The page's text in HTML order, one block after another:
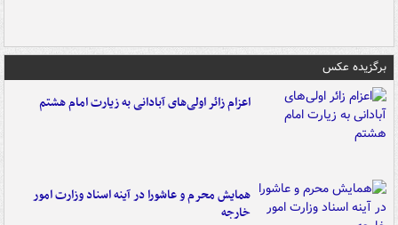
برگزیده عکس
اعزام زائر اولی‌های آبادانی به زیارت امام هشتم
همایش محرم و عاشورا در آینه اسناد وزارت امور
خارجه